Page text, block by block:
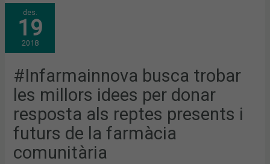
des.
19
2018
#Infarmainnova busca trobar
les millors idees per donar
resposta als reptes presents i
futurs de la farmàcia
comunitària
#INFARMAINNOVA
BUSCA
TROBAR
LES
MILLORS
IDEES
PER
RESPOSTA
ALS
REPTES
PRESENTS
I
DE
LA
FARMÀCIA
COMUNITÀRIA